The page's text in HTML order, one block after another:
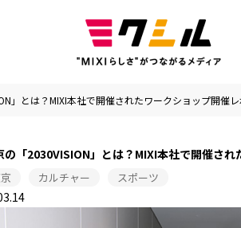
」とは？MIXI本社で開催されたワークショップ開催レ
の「2030VISION」とは？MIXI本社で開催さ
カルチャー スポーツ